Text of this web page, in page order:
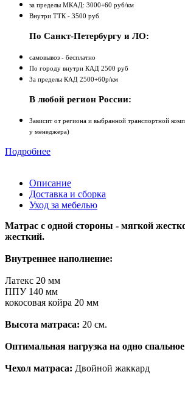
за пределы МКАД: 3000+60 руб/км
Внутри ТТК - 3500 руб
По Санкт-Петербургу и ЛО:
самовывоз - бесплатно
По городу внутри КАД 2500 руб
За пределы КАД 2500+60р/км
В любой регион России:
Зависит от региона и выбранной транспортной
у менеджера)
Подробнее
Описание
Доставка и сборка
Уход за мебелью
Матрас с одной стороны - мягкой
жесткий.
Внутреннее наполнение:
Латекс 20 мм
ППУ 140 мм
кокосовая койра 20 мм
Высота матраса: 20 см.
Оптимальная нагрузка на одно
Чехол матраса: Двойной жаккард